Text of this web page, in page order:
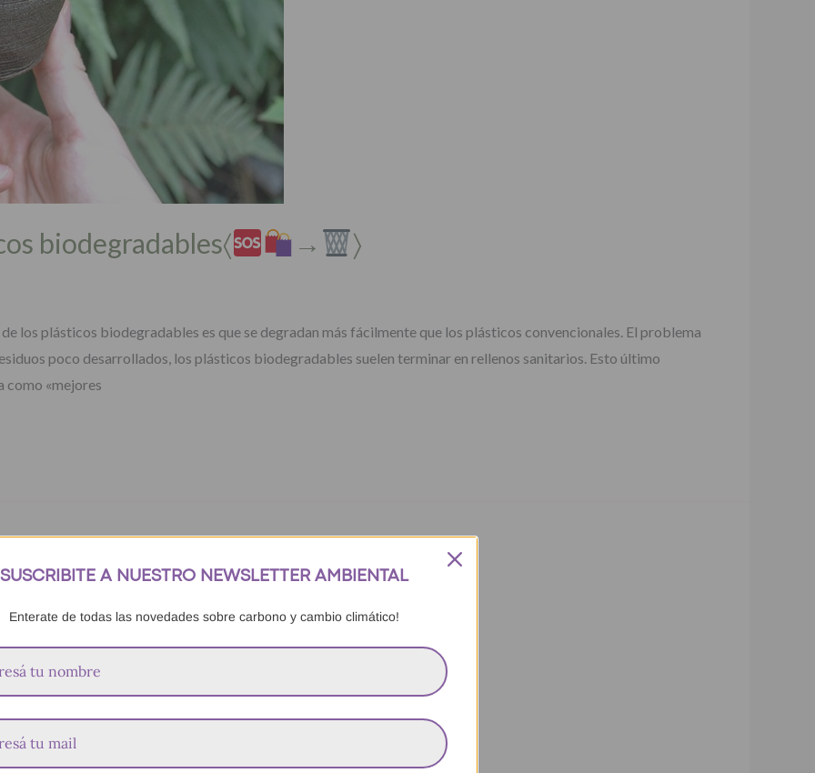
biodegradables〈 → 〉
los plásticos biodegradables es que se degradan más fácilmente que los plásticos convencionales. El problema
poco desarrollados, los plásticos biodegradables suelen terminar en rellenos sanitarios. Esto último
como «mejores
SUSCRIBITE A NUESTRO NEWSLETTER AMBIENTAL
Enterate de todas las novedades sobre carbono y cambio climático!